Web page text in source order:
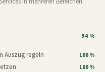
94 %
Auszug regeln 100 %
100 %